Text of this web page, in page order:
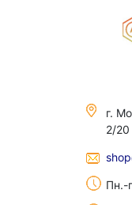
г.
2/20
Пн.-